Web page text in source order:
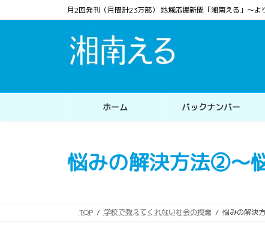
ン
ス
ビ
ン
月2回発刊（月間計23万部） 地域応援新聞「湘南える」〜
ホーム バックナンバー
悩みの解決方法②〜
TOP 学校で教えてくれない社会の授業 悩みの解決